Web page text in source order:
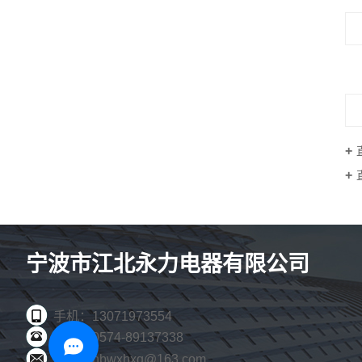
宁波市江北永力电器有限公司
手机：13071973554
固话：0574-89137338
邮箱：nbwxhxq@163.com